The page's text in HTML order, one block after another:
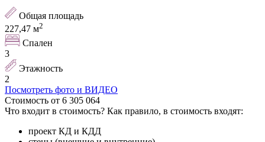
Общая площадь
227,47 м2
Спален
3
Этажность
2
Посмотреть фото и ВИДЕО
Стоимость от 6 305 064
Что входит в стоимость? Как правило, в стоимость входят:
проект КД и КДД